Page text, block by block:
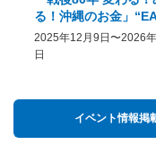
る！沖縄のお金」
COME, EASY GO －
History of Money in
2025年12月9日〜2026
日
イベント情報掲